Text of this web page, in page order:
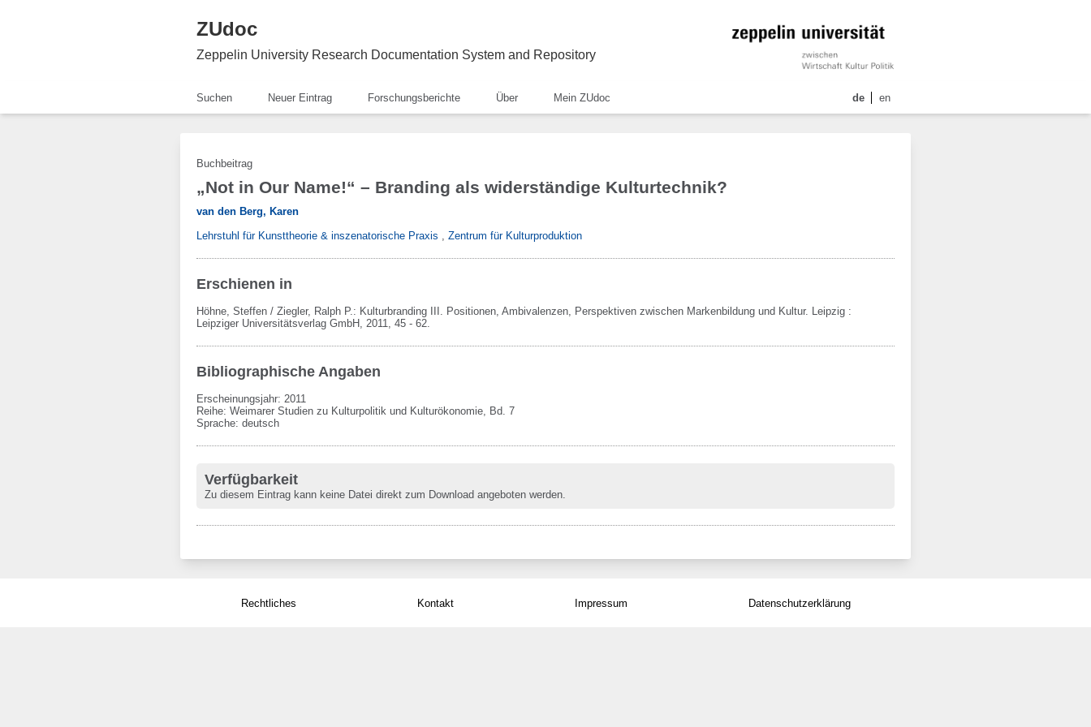
ZUdoc
Zeppelin University Research Documentation System and Repository
Suchen Neuer Eintrag Forschungsberichte Über Mein ZUdoc de en
Buchbeitrag
„Not in Our Name!“ – Branding als widerständige Kulturtechnik?
van den Berg, Karen
Lehrstuhl für Kunsttheorie & inszenatorische Praxis , Zentrum für Kulturproduktion
Erschienen in
Höhne, Steffen / Ziegler, Ralph P.: Kulturbranding III. Positionen, Ambivalenzen, Perspektiven zwischen Markenbildung und Kultur. Leipzig :
Leipziger Universitätsverlag GmbH, 2011, 45 - 62.
Bibliographische Angaben
Erscheinungsjahr: 2011
Reihe: Weimarer Studien zu Kulturpolitik und Kulturökonomie, Bd. 7
Sprache: deutsch
Verfügbarkeit
Zu diesem Eintrag kann keine Datei direkt zum Download angeboten werden.
Rechtliches Kontakt Impressum Datenschutzerklärung